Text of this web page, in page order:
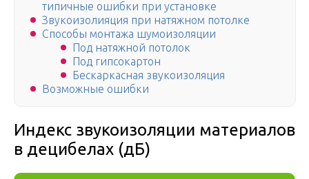
типичные ошибки при установке
Звукоизолияция при натяжном потолке
Способы монтажа шумоизоляции
Под натяжной потолок
Под гипсокартон
Бескаркасная звукоизоляция
Возможные ошибки
Индекс звукоизоляции материалов
в децибелах (дБ)